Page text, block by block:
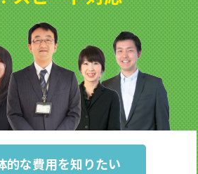
的な費用を知りたい